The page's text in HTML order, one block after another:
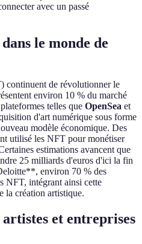
avec un passé
le monde de
continuent de révolutionner le
environ 10 % du marché
telles que OpenSea et
d'art numérique sous forme
modèle économique. Des
utilisé les NFT pour monétiser
estimations avancent que
25 milliards d'euros d'ici la fin
environ 70 % des
NFT, intégrant ainsi cette
la création artistique.
et entreprises